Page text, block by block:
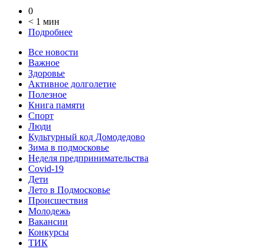
0
< 1 мин
Подробнее
Все новости
Важное
Здоровье
Активное долголетие
Полезное
Книга памяти
Спорт
Люди
Культурный код Домодедово
Зима в подмосковье
Неделя предпринимательства
Covid-19
Дети
Лето в Подмосковье
Происшествия
Молодежь
Вакансии
Конкурсы
ТИК